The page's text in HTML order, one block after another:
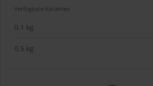
Verfügbare Varianten
0,1 kg
0,5 kg